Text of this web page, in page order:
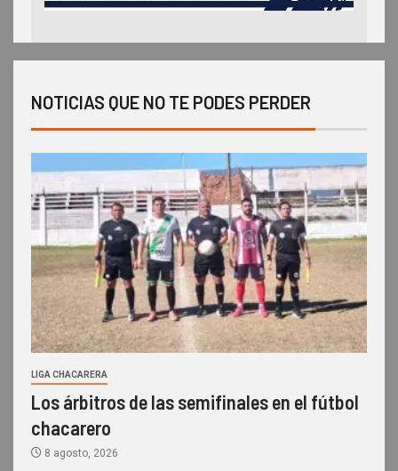
NOTICIAS QUE NO TE PODES PERDER
LIGA CHACARERA
Los árbitros de las semifinales en el fútbol
chacarero
8 agosto, 2026